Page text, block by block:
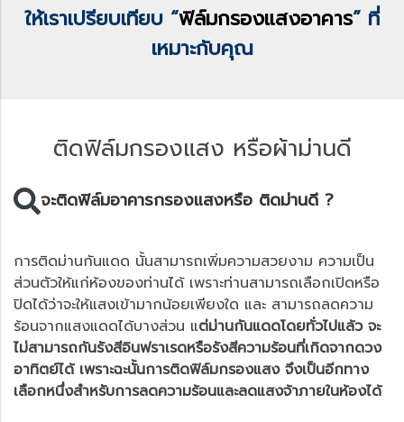
ให้เราเปรียบเทียบ “ฟิล์มกรองแสงอาคาร” ที่
เหมาะกับคุณ
ติดฟิล์มกรองแสง หรือผ้าม่านดี
จะติดฟิล์มอาคารกรองแสงหรือ ติดม่านดี ?
การติดม่านกันแดด นั้นสามารถเพิ่มความสวยงาม ความเป็น
ส่วนตัวให้แก่ห้องของท่านได้ เพราะท่านสามารถเลือกเปิดหรือ
ปิดได้ว่าจะให้แสงเข้ามากน้อยเพียงใด และ สามารถลดความ
ร้อนจากแสงแดดได้บางส่วน แต่ม่านกันแดดโดยทั่วไปแล้ว จะ
ไม่สามารถกันรังสีอินฟราเรดหรือรังสีความร้อนที่เกิดจากดวง
อาทิตย์ได้ เพราะฉะนั้นการติดฟิล์มกรองแสง จึงเป็นอีกทาง
เลือกหนึ่งสำหรับการลดความร้อนและลดแสงจ้าภายในห้องได้